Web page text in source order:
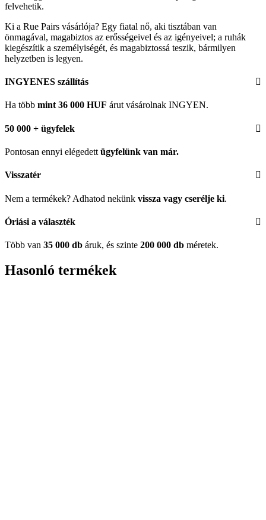
felvehetik.
Ki a Rue Pairs vásárlója? Egy fiatal nő, aki tisztában van
önmagával, magabiztos az erősségeivel és az igényeivel; a ruhák
kiegészítik a személyiségét, és magabiztossá teszik, bármilyen
helyzetben is legyen.
INGYENES szállítás
Ha több mint 36 000 HUF árut vásárolnak INGYEN.
50 000 + ügyfelek
Pontosan ennyi elégedett ügyfelünk van már.
Visszatér
Nem a termékek? Adhatod nekünk vissza vagy cserélje ki.
Óriási a választék
Több van 35 000 db áruk, és szinte 200 000 db méretek.
Hasonló termékek